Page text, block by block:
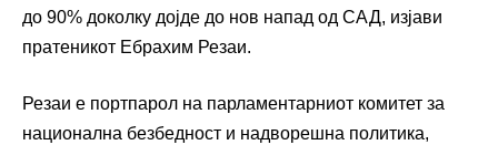
до 90% доколку дојде до нов напад од САД, изјави
пратеникот Ебрахим Резаи.
Резаи е портпарол на парламентарниот комитет за
национална безбедност и надворешна политика,